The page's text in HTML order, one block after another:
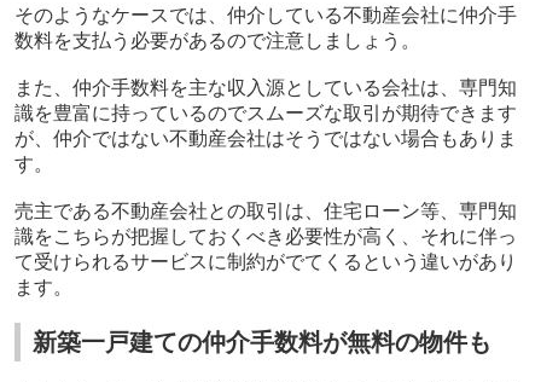
そのようなケースでは、仲介している不動産会社に仲介手
数料を支払う必要があるので注意しましょう。
また、仲介手数料を主な収入源としている会社は、専門知
識を豊富に持っているのでスムーズな取引が期待できます
が、仲介ではない不動産会社はそうではない場合もありま
す。
売主である不動産会社との取引は、住宅ローン等、専門知
識をこちらが把握しておくべき必要性が高く、それに伴っ
て受けられるサービスに制約がでてくるという違いがあり
ます。
新築一戸建ての仲介手数料が無料の物件も